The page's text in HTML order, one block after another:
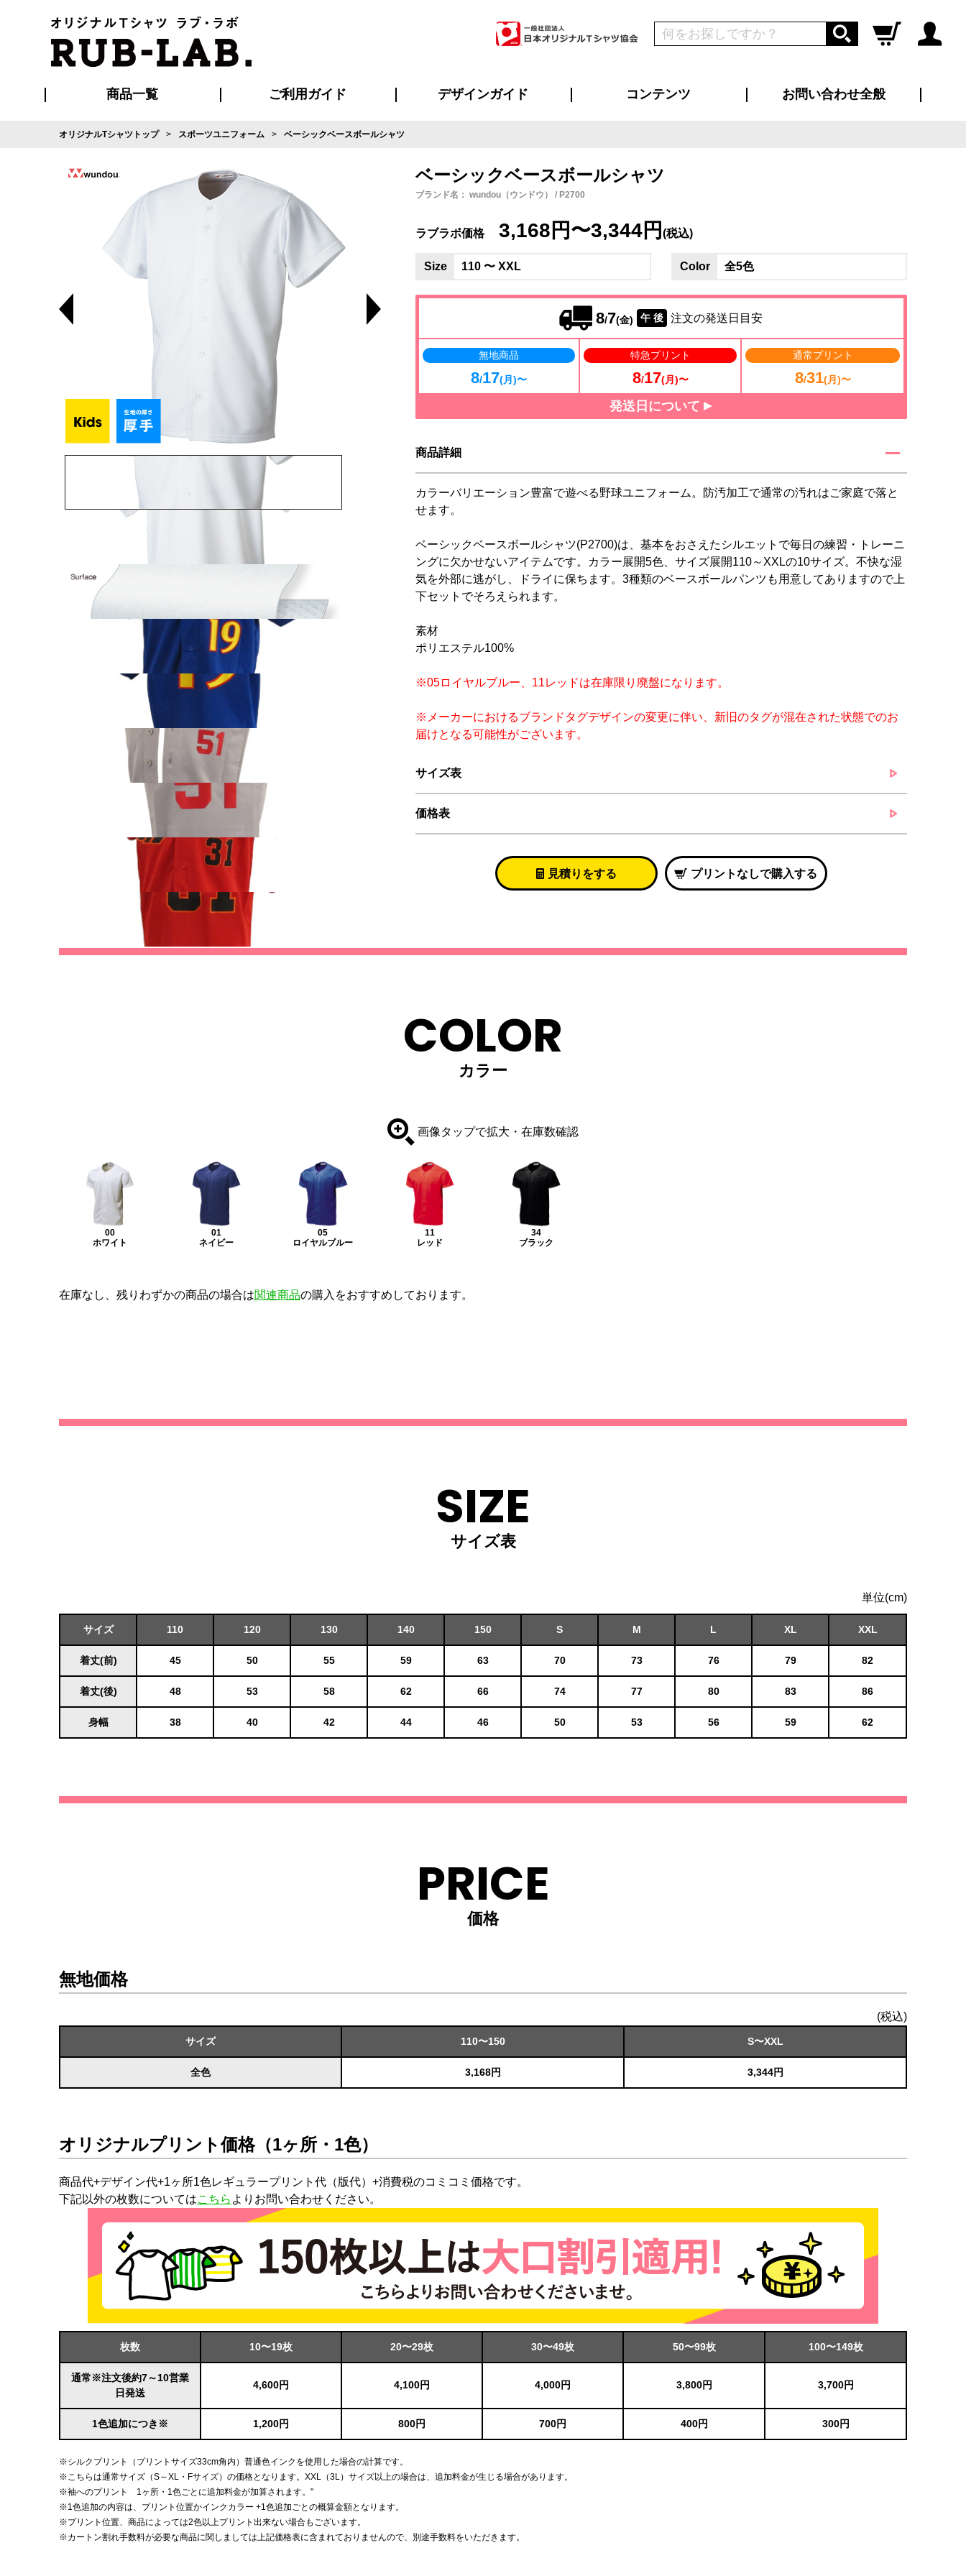
ログイン
商品一覧 ご利用ガイド
ご利用ガイド
はじめての方へ
再注文の方へ
お支払い方法について
割引まとめページ
発送・特急サービスについて
版の保管期限について
マイページ会員のメリット
よくあるご質問
デザインガイド コンテンツ お問い合わせ全般
オリジナルTシャツトップ スポーツユニフォーム ベーシックベースボールシャツ
ベーシックベースボールシャツ
ブランド名： wundou（ウンドウ） / P2700
ラブラボ価格 3,168円〜3,344円 (税込)
Size 110 〜 XXL Color 全5色
8/7(金) 午 後 注文の発送日目安
無地商品
8/17(月)〜
特急プリント
8/17(月)〜
通常プリント
8/31(月)〜
発送日について
商品詳細
カラーバリエーション豊富で遊べる野球ユニフォーム。防汚加工で通常の汚れはご家庭で落と
せます。
ベーシックベースボールシャツ(P2700)は、基本をおさえたシルエットで毎日の練習・トレーニ
ングに欠かせないアイテムです。カラー展開5色、サイズ展開110～XXLの10サイズ。不快な湿
気を外部に逃がし、ドライに保ちます。3種類のベースボールパンツも用意してありますので上
下セットでそろえられます。
素材
ポリエステル100%
※05ロイヤルブルー、11レッドは在庫限り廃盤になります。
※メーカーにおけるブランドタグデザインの変更に伴い、新旧のタグが混在された状態でのお
届けとなる可能性がございます。
サイズ表
価格表
見積りをする プリントなしで購入する
COLOR
カラー
画像タップで拡大・在庫数確認
00
ホワイト
01
ネイビー
05
ロイヤルブルー
11
レッド
34
ブラック
在庫なし、残りわずかの商品の場合は関連商品の購入をおすすめしております。
SIZE
サイズ表
単位(cm)
サイズ 110 120 130 140 150 S M L XL XXL
着丈(前) 45 50 55 59 63 70 73 76 79 82
着丈(後) 48 53 58 62 66 74 77 80 83 86
身幅 38 40 42 44 46 50 53 56 59 62
PRICE
価格
無地価格
(税込)
サイズ 110〜150 S〜XXL
全色 3,168円 3,344円
オリジナルプリント価格（1ヶ所・1色）
商品代+デザイン代+1ヶ所1色レギュラープリント代（版代）+消費税のコミコミ価格です。
下記以外の枚数についてはこちら よりお問い合わせください。
枚数 10〜19枚 20〜29枚 30〜49枚 50〜99枚 100〜149枚
通常※注文後約7～10営業
日発送
4,600円 4,100円 4,000円 3,800円 3,700円
1色追加につき※ 1,200円 800円 700円 400円 300円
※シルクプリント（プリントサイズ33cm角内）普通色インクを使用した場合の計算です。
※こちらは通常サイズ（S～XL・Fサイズ）の価格となります。XXL（3L）サイズ以上の場合は、追加料金が生じる場合があります。
※袖へのプリント 1ヶ所・1色ごとに追加料金が加算されます。"
※1色追加の内容は、プリント位置かインクカラー +1色追加ごとの概算金額となります。
※プリント位置、商品によっては2色以上プリント出来ない場合もございます。
※カートン割れ手数料が必要な商品に関しましては上記価格表に含まれておりませんので、別途手数料をいただきます。